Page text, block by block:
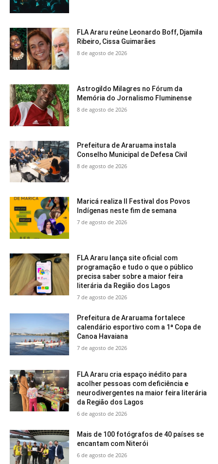
FLA Araru reúne Leonardo Boff, Djamila
Ribeiro, Cissa Guimarães
8 de agosto de 2026
Astrogildo Milagres no Fórum da
Memória do Jornalismo Fluminense
8 de agosto de 2026
Prefeitura de Araruama instala
Conselho Municipal de Defesa Civil
8 de agosto de 2026
Maricá realiza II Festival dos Povos
Indígenas neste fim de semana
7 de agosto de 2026
FLA Araru lança site oficial com
programação e tudo o que o público
precisa saber sobre a maior feira
literária da Região dos Lagos
7 de agosto de 2026
Prefeitura de Araruama fortalece
calendário esportivo com a 1ª Copa de
Canoa Havaiana
7 de agosto de 2026
FLA Araru cria espaço inédito para
acolher pessoas com deficiência e
neurodivergentes na maior feira literária
da Região dos Lagos
6 de agosto de 2026
Mais de 100 fotógrafos de 40 países se
encantam com Niterói
6 de agosto de 2026